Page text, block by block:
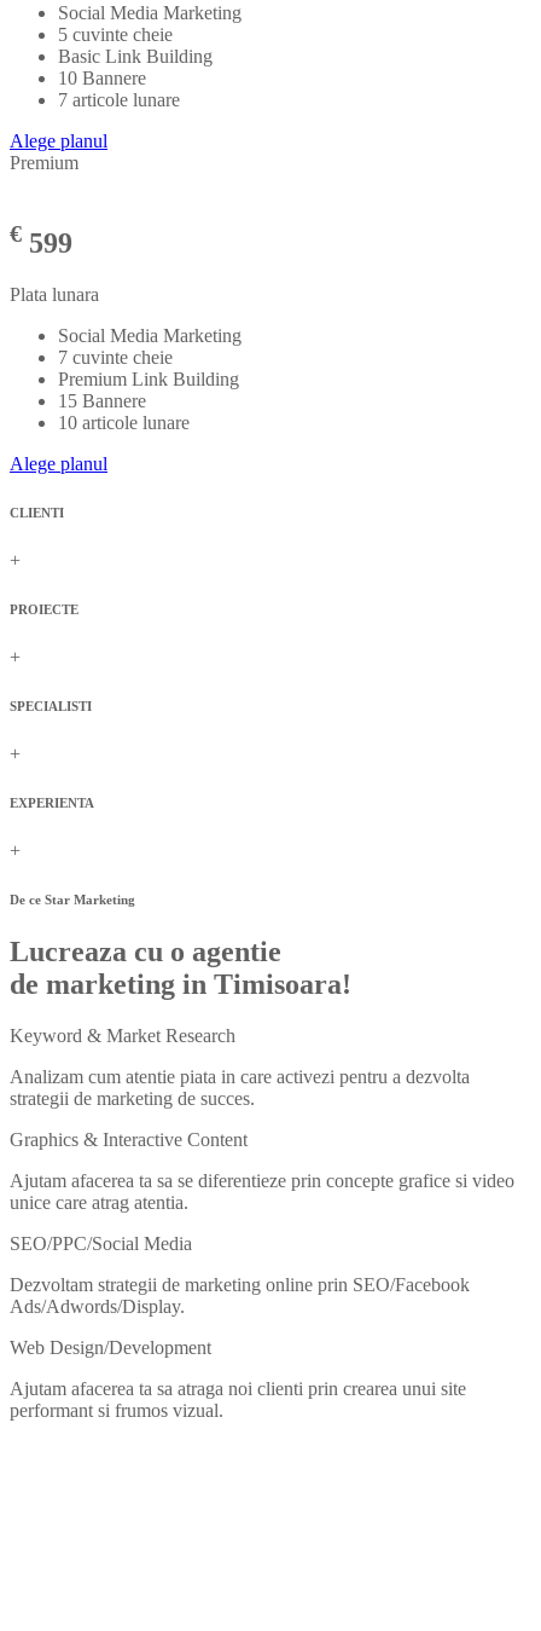
Social Media Marketing
5 cuvinte cheie
Basic Link Building
10 Bannere
7 articole lunare
Alege planul
Premium
€ 599
Plata lunara
Social Media Marketing
7 cuvinte cheie
Premium Link Building
15 Bannere
10 articole lunare
Alege planul
CLIENTI
+
PROIECTE
+
SPECIALISTI
+
EXPERIENTA
+
De ce Star Marketing
Lucreaza cu o agentie
de marketing in Timisoara!
Keyword & Market Research
Analizam cum atentie piata in care activezi pentru a dezvolta
strategii de marketing de succes.
Graphics & Interactive Content
Ajutam afacerea ta sa se diferentieze prin concepte grafice si video
unice care atrag atentia.
SEO/PPC/Social Media
Dezvoltam strategii de marketing online prin SEO/Facebook
Ads/Adwords/Display.
Web Design/Development
Ajutam afacerea ta sa atraga noi clienti prin crearea unui site
performant si frumos vizual.